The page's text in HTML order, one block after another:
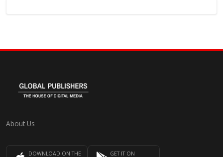
About Us
DOWNLOAD ON THE GET IT ON